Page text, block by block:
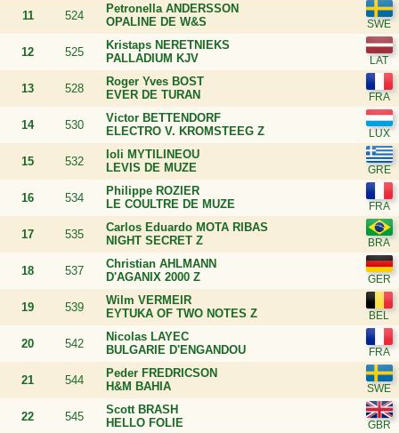
11 524
Petronella ANDERSSON
OPALINE DE W&S
12 525
Kristaps NERETNIEKS
PALLADIUM KJV
13 528
Roger Yves BOST
EVER DE TURAN
14 530
Victor BETTENDORF
ELECTRO V. KROMSTEEG Z
15 532
Ioli MYTILINEOU
LEVIS DE MUZE
16 534
Philippe ROZIER
LE COULTRE DE MUZE
17 535
Carlos Eduardo MOTA RIBAS
NIGHT SECRET Z
18 537
Christian AHLMANN
D'AGANIX 2000 Z
19 539
Wilm VERMEIR
EYTUKA OF TWO NOTES Z
20 542
Nicolas LAYEC
BULGARIE D'ENGANDOU
21 544
Peder FREDRICSON
H&M BAHIA
22 545
Scott BRASH
HELLO FOLIE